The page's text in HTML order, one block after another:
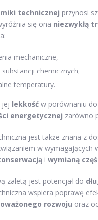
technicznej przynosi
się ona niezwykłą
mechaniczne,
substancji chemicznych,
temperatury.
jej lekkość w porównaniu
energetycznej zarówno
jest także znana z
w wymagających
i wymianą
zaletą jest potencjał do
wspiera poprawę
rozwoju oraz